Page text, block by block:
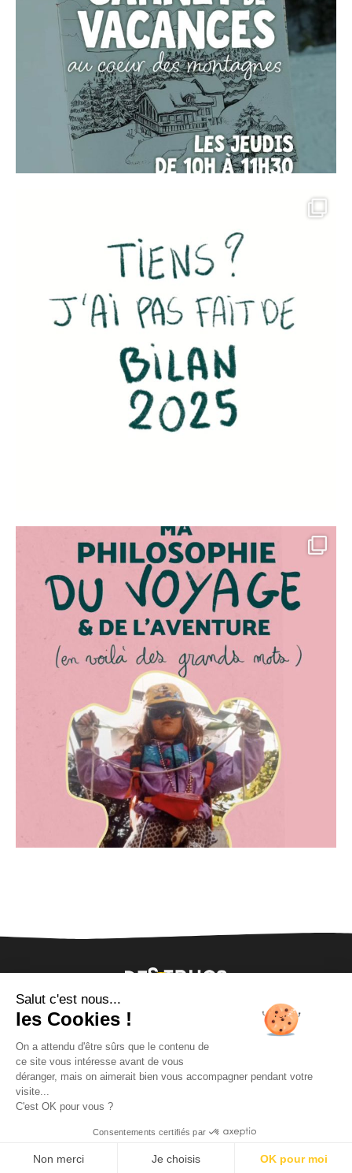
Le blog
Copyright © 2024 Des Trucs Bien - Site réalisé par
Laura
Salut c'est nous...
les Cookies !
On a attendu d'être sûrs que le contenu de
ce site vous intéresse avant de vous
déranger, mais on aimerait bien vous accompagner pendant votre
visite...
C'est OK pour vous ?
Consentements certifiés par
Non merci Je choisis OK pour moi